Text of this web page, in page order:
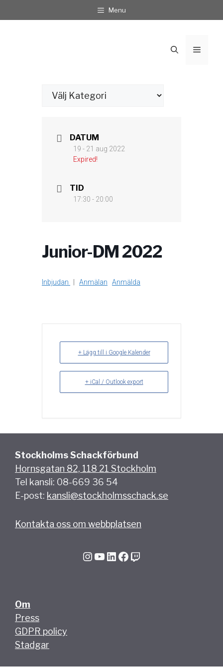
till
Menu
Meny
DATUM
19 - 21 aug 2022
Expired!
TID
17:30 - 20:00
Junior-DM 2022
Inbjudan Anmälan Anmälda
+ Lägg till i Google Kalender
+ iCal / Outlook export
Stockholms Schackförbund
Hornsgatan 82, 118 21 Stockholm
Tel kansli: 08-669 36 54
E-post: kansli@stockholmsschack.se
Kontakta oss om webbplatsen
InstagramYouTube LinkedIn Facebook Twitch
Om
Press
GDPR policy
Stadgar